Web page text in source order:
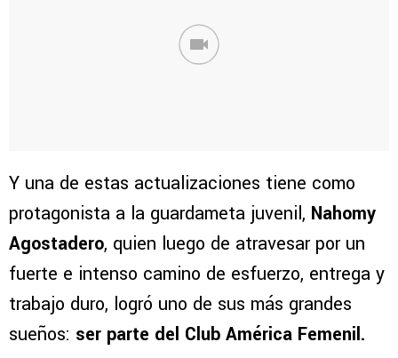
Y una de estas actualizaciones tiene como
protagonista a la guardameta juvenil, Nahomy
Agostadero, quien luego de atravesar por un
fuerte e intenso camino de esfuerzo, entrega y
trabajo duro, logró uno de sus más grandes
sueños: ser parte del Club América Femenil.